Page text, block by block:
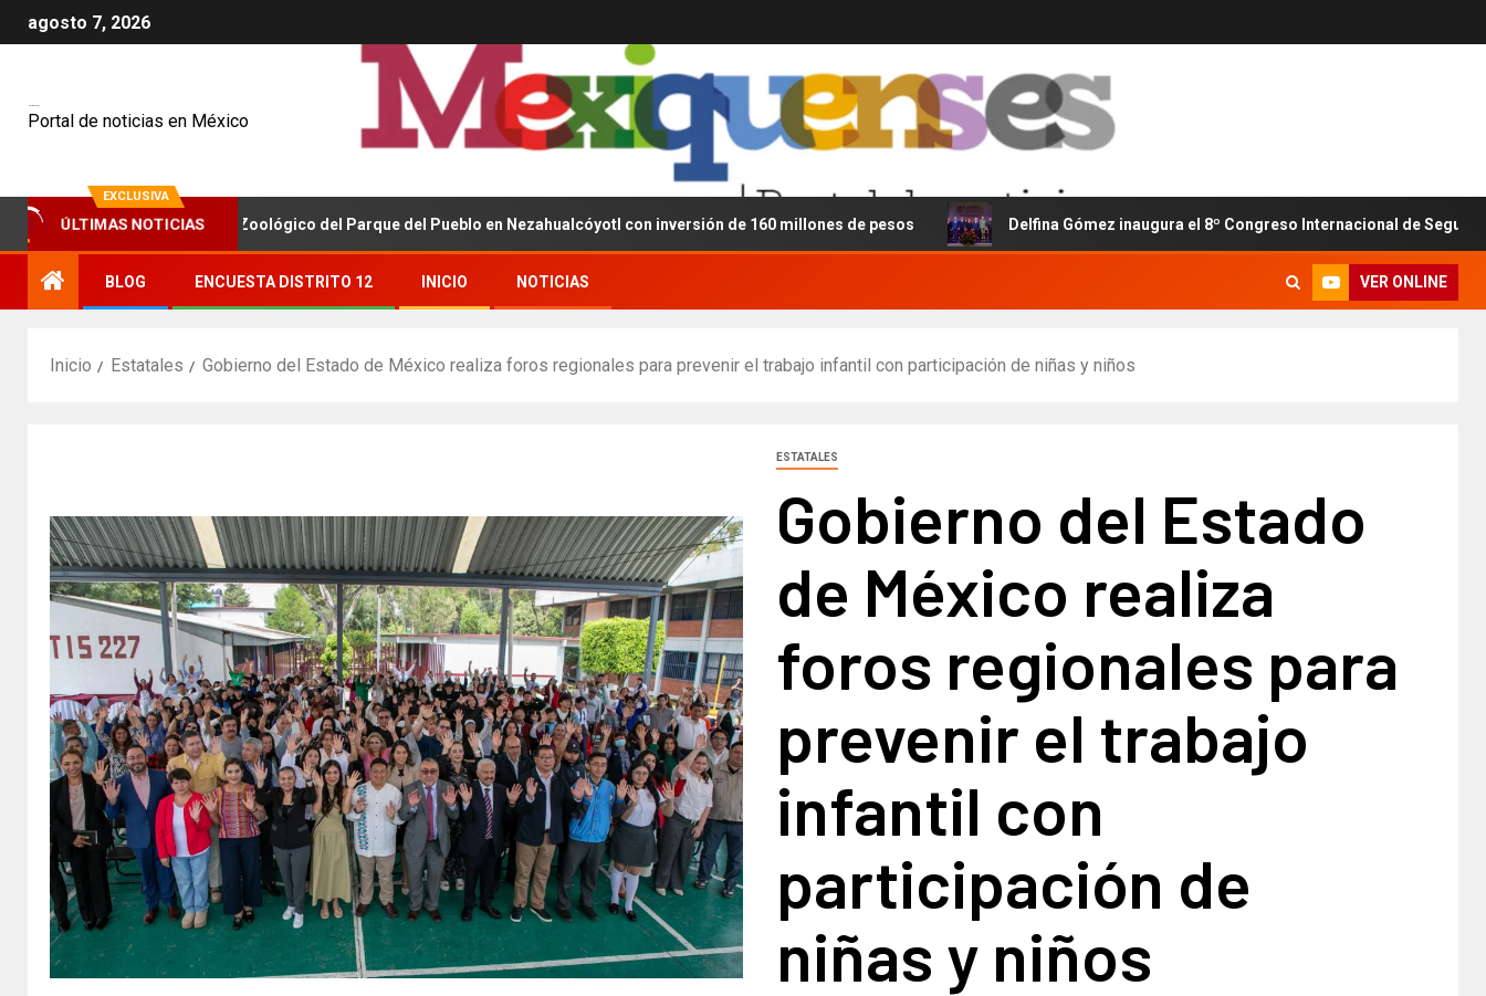
agosto 7, 2026
Portal de noticias en México
EXCLUSIVA
ÚLTIMAS NOTICIAS
la remodelación del Zoológico del Parque del Pueblo en Nezahualcóyotl con inversión de 160 millones de pesos Delfina Gómez inaugura el 8º Congreso Internacional de Seguridad y
BLOG ENCUESTA DISTRITO 12 INICIO NOTICIAS VER ONLINE
Inicio Estatales Gobierno del Estado de México realiza foros regionales para prevenir el trabajo infantil con participación de niñas y niños
ESTATALES
Gobierno del Estado
de México realiza
foros regionales para
prevenir el trabajo
infantil con
participación de
niñas y niños